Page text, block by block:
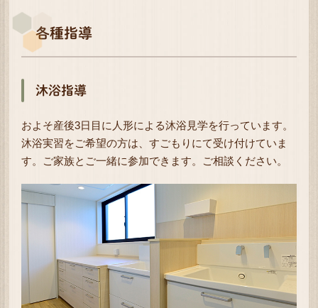
各種指導
沐浴指導
およそ産後3日目に人形による沐浴見学を行っています。
沐浴実習をご希望の方は、すごもりにて受け付けていま
す。ご家族とご一緒に参加できます。ご相談ください。